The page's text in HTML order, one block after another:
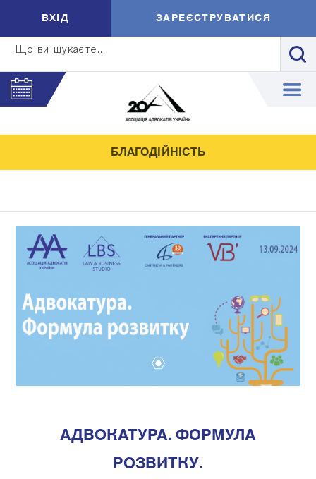
Що ви шукаєте...
ВXIД ЗАРЕЄСТРУВАТИСЯ
БЛАГОДІЙНІСТЬ
АДВОКАТУРА. ФОРМУЛА
РОЗВИТКУ.